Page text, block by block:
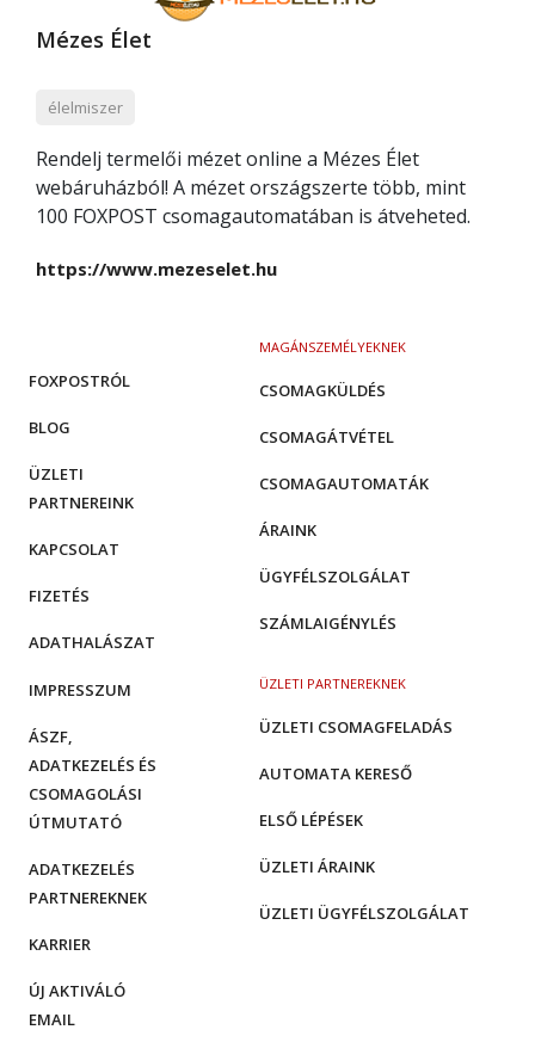
Mézes Élet
élelmiszer
Rendelj termelői mézet online a Mézes Élet
webáruházból! A mézet országszerte több, mint
100 FOXPOST csomagautomatában is átveheted.
https://www.mezeselet.hu
MAGÁNSZEMÉLYEKNEK
CSOMAGKÜLDÉS
CSOMAGÁTVÉTEL
CSOMAGAUTOMATÁK
ÁRAINK
ÜGYFÉLSZOLGÁLAT
SZÁMLAIGÉNYLÉS
ÜZLETI PARTNEREKNEK
ÜZLETI CSOMAGFELADÁS
AUTOMATA KERESŐ
ELSŐ LÉPÉSEK
ÜZLETI ÁRAINK
ÜZLETI ÜGYFÉLSZOLGÁLAT
FOXPOSTRÓL
BLOG
ÜZLETI
PARTNEREINK
KAPCSOLAT
FIZETÉS
ADATHALÁSZAT
IMPRESSZUM
ÁSZF,
ADATKEZELÉS ÉS
CSOMAGOLÁSI
ÚTMUTATÓ
ADATKEZELÉS
PARTNEREKNEK
KARRIER
ÚJ AKTIVÁLÓ
EMAIL